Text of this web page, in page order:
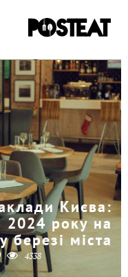
Києва:
2024 року на
березі міста
4338